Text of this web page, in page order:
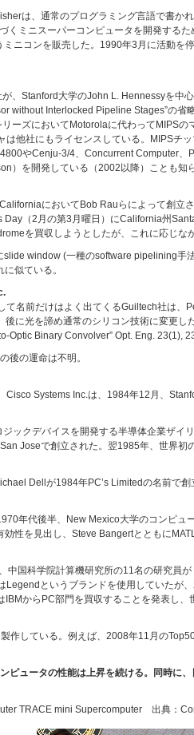
は、通常のプログラミング言語で書
くミニスーパーコンピュータを開発する
ミニコンを販売した。1990年3月に活動を
、Stanford大学のJohn L. Hennessyを中
without Interlocked Pipeline Stages”の
ーズにおいてMotorolaに代わってMIPS
は他社にもライセンスしている。MIPSチ
やCenju-3/4、Concurrent Computer
）を開発している（2002以降）ことも知
においてBob Rauらによって創立
Day（2月の第3月曜日）にCalifornia州
を買収しようとしたが、これに応じな
window (一種のsoftware pipelining手
似ている。
て名前だけはよく出てくるGuiltech社は
に光を諦め通常のシリコン技術に変更
Optic Binary Convolver” Opt. Eng.
後の運命は不明。
Systems Inc.は、1984年12月、
ックデバイスを開発する半導体企業ザ
Joseで創立された。翌1985年、世界初
Dellが1984年PC’s Limitedの名前で
年代後半、New Mexico大学のコンピ
性を見出し、Steve Bangertとともに
中国科学院計算機研究所の11名の研究員
Legendというブランドを使用していた
からPC部門を買収することを発表し
作している。例えば、2008年11月の
ピュータの性能は上昇を続ける。同時に
TRACE mini Supercomputer 出典：